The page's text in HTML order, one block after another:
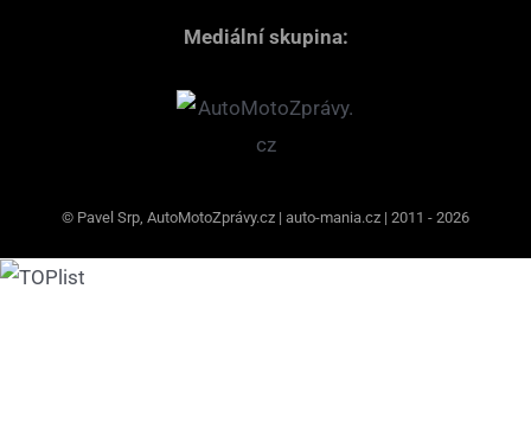
Mediální skupina:
© Pavel Srp, AutoMotoZprávy.cz | auto-mania.cz | 2011 - 2026